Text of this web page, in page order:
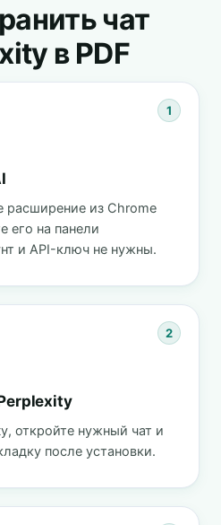
чат
в PDF
1
расширение из Chrome
его на панели
и API-ключ не нужны.
2
откройте нужный чат и
после установки.